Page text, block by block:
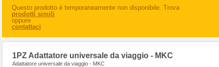
Questo prodotto è temporaneamente non disponibile. Trova
prodotti simili
oppure
contattaci
1PZ Adattatore universale da viaggio - MKC
Adattatore universale da viaggio - MKC